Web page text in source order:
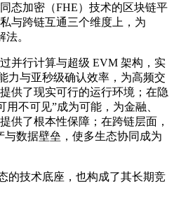
态加密（FHE）技术的区块链平
与跨链互通三个维度上，为
。
并行计算与超级 EVM 架构，实
力与亚秒级确认效率，为高频交
供了现实可行的运行环境；在隐
不可见”成为可能，为金融、
供了根本性保障；在跨链层面，
与数据壁垒，使多生态协同成为
的技术底座，也构成了其长期竞